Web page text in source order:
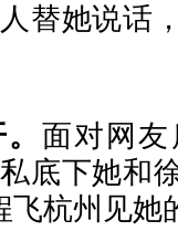
替她说话
面对网
底下她和
杭州见她